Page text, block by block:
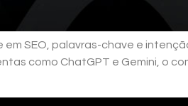
SEO, palavras-chave e
como ChatGPT e Gemini, o